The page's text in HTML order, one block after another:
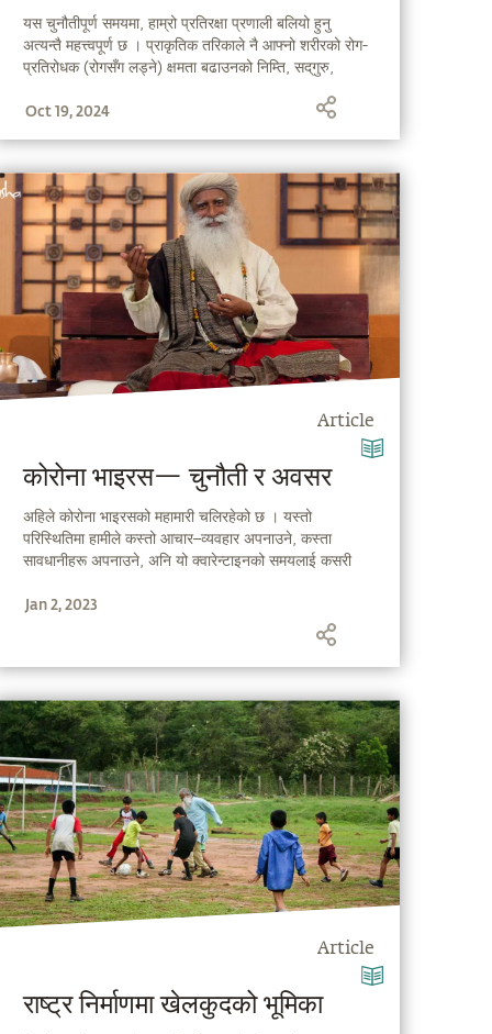
यस चुनौतीपूर्ण समयमा, हाम्रो प्रतिरक्षा प्रणाली बलियो हुनु
अत्यन्तै महत्त्वपूर्ण छ । प्राकृतिक तरिकाले नै आफ्नो शरीरको रोग-
प्रतिरोधक (रोगसँग लड्ने) क्षमता बढाउनको निम्ति, सद्‌गुरु,
Oct 19, 2024
Article
कोरोना भाइरस— चुनौती र अवसर
अहिले कोरोना भाइरसको महामारी चलिरहेको छ । यस्तो
परिस्थितिमा हामीले कस्तो आचार–व्यवहार अपनाउने, कस्ता
सावधानीहरू अपनाउने, अनि यो क्वारेन्टाइनको समयलाई कसरी
सरल कुराहरू बताइरहनु भएको छ ।
Jan 2, 2023
Article
राष्ट्र निर्माणमा खेलकुदको भूमिका